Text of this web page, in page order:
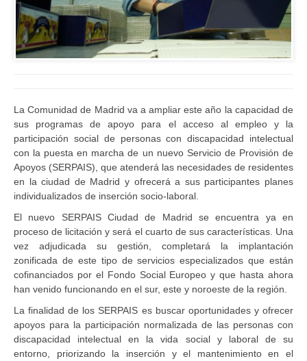
La Comunidad de Madrid va a ampliar este año la capacidad de
sus programas de apoyo para el acceso al empleo y la
participación social de personas con discapacidad intelectual
con la puesta en marcha de un nuevo Servicio de Provisión de
Apoyos (SERPAIS), que atenderá las necesidades de residentes
en la ciudad de Madrid y ofrecerá a sus participantes planes
individualizados de inserción socio-laboral.
El nuevo SERPAIS Ciudad de Madrid se encuentra ya en
proceso de licitación y será el cuarto de sus características. Una
vez adjudicada su gestión, completará la implantación
zonificada de este tipo de servicios especializados que están
cofinanciados por el Fondo Social Europeo y que hasta ahora
han venido funcionando en el sur, este y noroeste de la región.
La finalidad de los SERPAIS es buscar oportunidades y ofrecer
apoyos para la participación normalizada de las personas con
discapacidad intelectual en la vida social y laboral de su
entorno, priorizando la inserción y el mantenimiento en el